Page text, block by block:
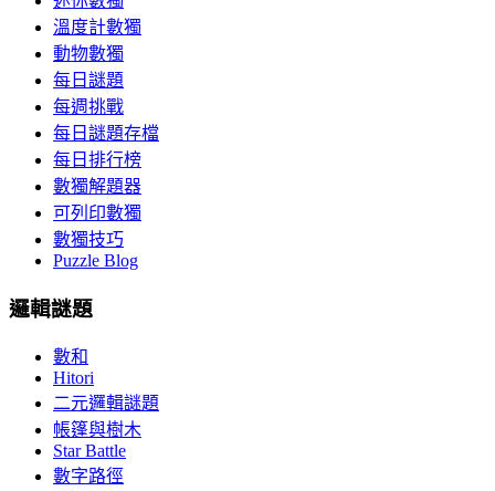
溫度計數獨
動物數獨
每日謎題
每週挑戰
每日謎題存檔
每日排行榜
數獨解題器
可列印數獨
數獨技巧
Puzzle Blog
邏輯謎題
數和
Hitori
二元邏輯謎題
帳篷與樹木
Star Battle
數字路徑